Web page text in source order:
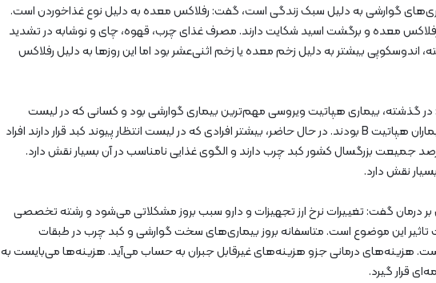
گوارشی به دلیل سبک زندگی است، گفت: رفلاکس معده به دلیل نوع غذاخوردن است.
معده و برگشت اسید شکایت دارند. مصرف غذای چرب، قهوه، چای و نوشابه در تشدید
اندوسکوپی بیشتر به دلیل زخم معده یا زخم اثنی‌عشر بود اما این روزها به دلیل رفلاکس
گذشته، بیماری هپاتیت ویروسی مهم‌ترین بیماری گوارشی بود و کسانی که در لیست
انتظار پیوند کبد قرار داشتند، بیماران هپاتیت B بودند. در حال حاضر، بیشتر افرادی که در لیست انتظار پیوند کبد قرار دارند افراد
چرب هستند. حدود ۳۰ درصد جمیعت بزرگسال کشور کبد چرب دارند و الگوی غذایی نامناسب در آن بسیار نقش دارد.
نقش دارد.
آن بر درمان گفت: تغییرات نرخ ارز تجهیزات و دارو سبب بروز مشکلاتی می‌شود و رشته تخصصی
این موضوع است. متاسفانه بروز بیماری‌های سخت گوارشی و کبد چرب در طبقات
هزینه‌های درمانی جزو هزینه‌های غیرقابل جبران به حساب می‌آید. هزینه‌ها می‌بایست به
قرار گیرد.